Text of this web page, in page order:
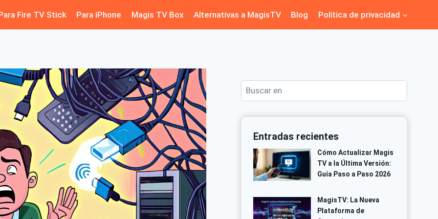
Fire TV Stick Para iPhone Magis TV Box Alternativas a MagisTV Blog Política de privacidad
Buscar
Entradas recientes
Cómo Actualizar Magis
TV a la Última Versión:
Guía Paso a Paso 2026
MagisTV: La Nueva
Plataforma de